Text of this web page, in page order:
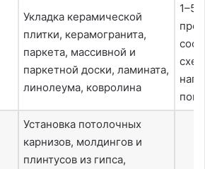
Укладка керамической
плитки, керамогранита,
паркета, массивной и
паркетной доски, ламината,
линолеума, ковролина
1–5
Установка потолочных
карнизов, молдингов и
плинтусов из гипса,